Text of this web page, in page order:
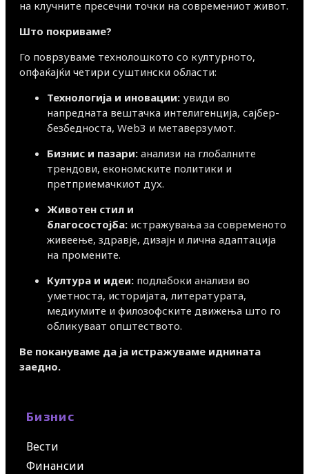
на клучните пресечни точки на современиот живот.
Што покриваме?
Го поврзуваме технолошкото со културното,
опфаќајќи четири суштински области:
Технологија и иновации: увиди во
напредната вештачка интелигенција, сајбер-
безбедноста, Web3 и метаверзумот.
Бизнис и пазари: анализи на глобалните
трендови, економските политики и
претприемачкиот дух.
Животен стил и
благосостојба: истражувања за современото
живеење, здравје, дизајн и лична адаптација
на промените.
Култура и идеи: подлабоки анализи во
уметноста, историјата, литературата,
медиумите и филозофските движења што го
обликуваат општеството.
Ве покануваме да ја истражуваме иднината
заедно.
Бизнис
Вести
Финансии